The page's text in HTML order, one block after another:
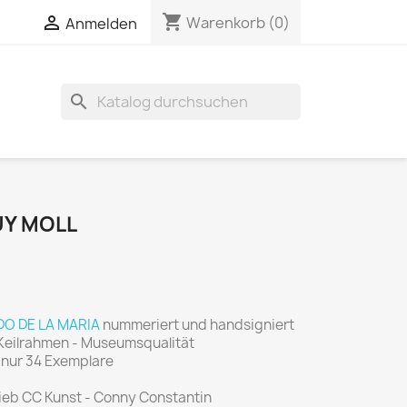
 Anmelden shopping_cart Warenkorb (0)
search
MOLL
DE LA MARIAnummeriert und handsigniert
- Museumsqualität
34 Exemplare
CC Kunst - Conny Constantin